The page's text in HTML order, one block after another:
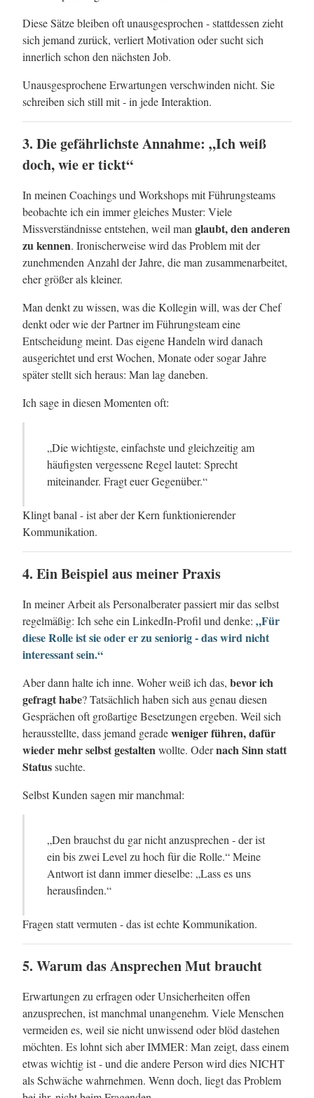
Diese Sätze bleiben oft unausgesprochen - stattdessen zieht
sich jemand zurück, verliert Motivation oder sucht sich
innerlich schon den nächsten Job.
Unausgesprochene Erwartungen verschwinden nicht. Sie
schreiben sich still mit - in jede Interaktion.
3. Die gefährlichste Annahme: „Ich weiß
doch, wie er tickt“
In meinen Coachings und Workshops mit Führungsteams
beobachte ich ein immer gleiches Muster: Viele
Missverständnisse entstehen, weil man glaubt, den anderen
zu kennen. Ironischerweise wird das Problem mit der
zunehmenden Anzahl der Jahre, die man zusammenarbeitet,
eher größer als kleiner.
Man denkt zu wissen, was die Kollegin will, was der Chef
denkt oder wie der Partner im Führungsteam eine
Entscheidung meint. Das eigene Handeln wird danach
ausgerichtet und erst Wochen, Monate oder sogar Jahre
später stellt sich heraus: Man lag daneben.
Ich sage in diesen Momenten oft:
„Die wichtigste, einfachste und gleichzeitig am
häufigsten vergessene Regel lautet: Sprecht
miteinander. Fragt euer Gegenüber.“
Klingt banal - ist aber der Kern funktionierender
Kommunikation.
4. Ein Beispiel aus meiner Praxis
In meiner Arbeit als Personalberater passiert mir das selbst
regelmäßig: Ich sehe ein LinkedIn-Profil und denke: „Für
diese Rolle ist sie oder er zu seniorig - das wird nicht
interessant sein.“
Aber dann halte ich inne. Woher weiß ich das, bevor ich
gefragt habe? Tatsächlich haben sich aus genau diesen
Gesprächen oft großartige Besetzungen ergeben. Weil sich
herausstellte, dass jemand geradeweniger führen, dafür
wieder mehr selbst gestaltenwollte. Odernach Sinn statt
Statussuchte.
Selbst Kunden sagen mir manchmal:
„Den brauchst du gar nicht anzusprechen - der ist
ein bis zwei Level zu hoch für die Rolle.“ Meine
Antwort ist dann immer dieselbe: „Lass es uns
herausfinden.“
Fragen statt vermuten - das ist echte Kommunikation.
5. Warum das Ansprechen Mut braucht
Erwartungen zu erfragen oder Unsicherheiten offen
anzusprechen, ist manchmal unangenehm. Viele Menschen
vermeiden es, weil sie nicht unwissend oder blöd dastehen
möchten. Es lohnt sich aber IMMER: Man zeigt, dass einem
etwas wichtig ist - und die andere Person wird dies NICHT
als Schwäche wahrnehmen. Wenn doch, liegt das Problem